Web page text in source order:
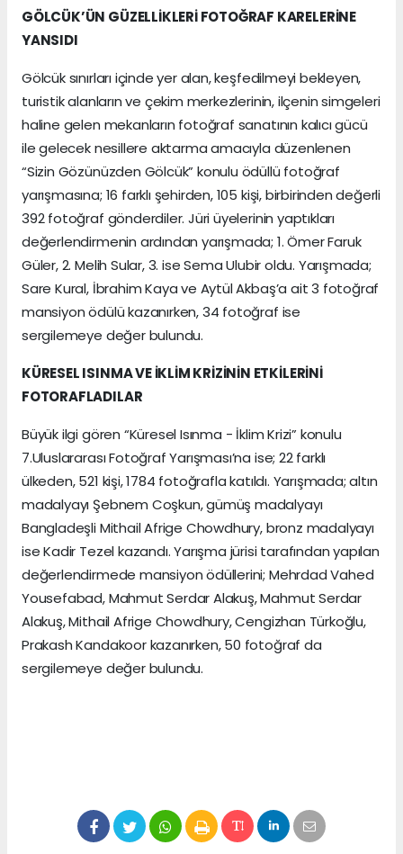
GÖLCÜK’ÜN GÜZELLİKLERİ FOTOĞRAF KARELERİNE
YANSIDI
Gölcük sınırları içinde yer alan, keşfedilmeyi bekleyen,
turistik alanların ve çekim merkezlerinin, ilçenin simgeleri
haline gelen mekanların fotoğraf sanatının kalıcı gücü
ile gelecek nesillere aktarma amacıyla düzenlenen
“Sizin Gözünüzden Gölcük” konulu ödüllü fotoğraf
yarışmasına; 16 farklı şehirden, 105 kişi, birbirinden değerli
392 fotoğraf gönderdiler. Jüri üyelerinin yaptıkları
değerlendirmenin ardından yarışmada; 1. Ömer Faruk
Güler, 2. Melih Sular, 3. ise Sema Ulubir oldu. Yarışmada;
Sare Kural, İbrahim Kaya ve Aytül Akbaş’a ait 3 fotoğraf
mansiyon ödülü kazanırken, 34 fotoğraf ise
sergilemeye değer bulundu.
KÜRESEL ISINMA VE İKLİM KRİZİNİN ETKİLERİNİ
FOTORAFLADILAR
Büyük ilgi gören “Küresel Isınma - İklim Krizi” konulu
7.Uluslararası Fotoğraf Yarışması’na ise; 22 farklı
ülkeden, 521 kişi, 1784 fotoğrafla katıldı. Yarışmada; altın
madalyayı Şebnem Coşkun, gümüş madalyayı
Bangladeşli Mithail Afrige Chowdhury, bronz madalyayı
ise Kadir Tezel kazandı. Yarışma jürisi tarafından yapılan
değerlendirmede mansiyon ödüllerini; Mehrdad Vahed
Yousefabad, Mahmut Serdar Alakuş, Mahmut Serdar
Alakuş, Mithail Afrige Chowdhury, Cengizhan Türkoğlu,
Prakash Kandakoor kazanırken, 50 fotoğraf da
sergilemeye değer bulundu.